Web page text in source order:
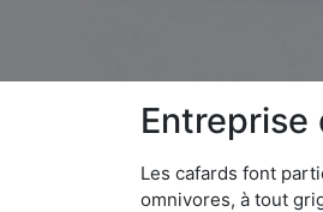
Entreprise
Les cafards font
omnivores, à tout